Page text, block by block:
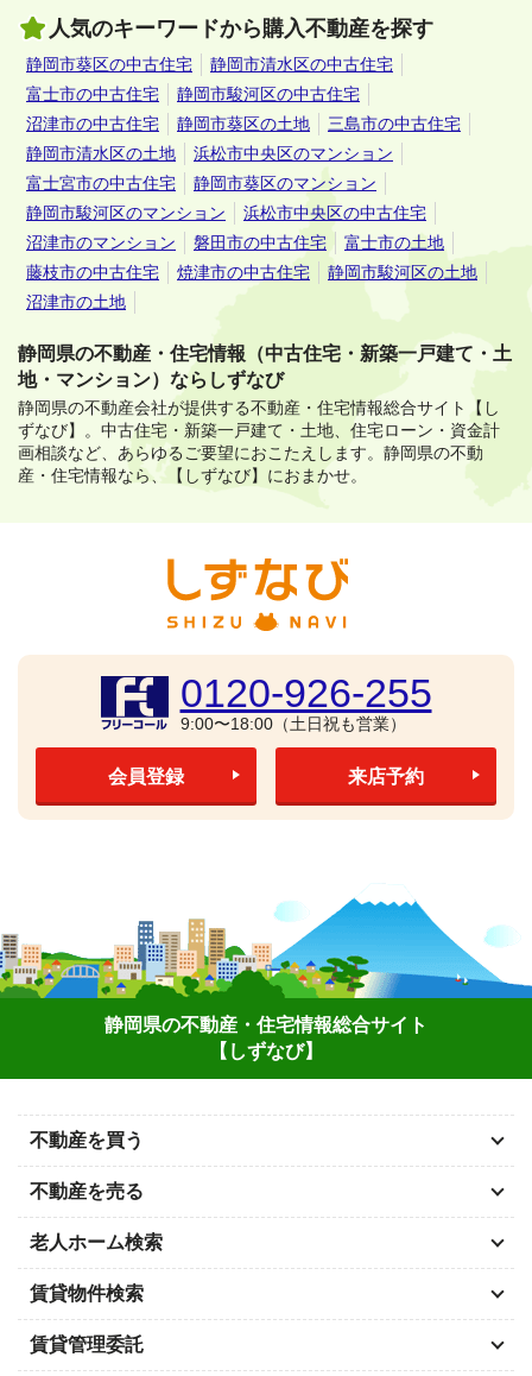
人気のキーワードから購入不動産を探す
静岡市葵区の中古住宅
静岡市清水区の中古住宅
富士市の中古住宅
静岡市駿河区の中古住宅
沼津市の中古住宅
静岡市葵区の土地
三島市の中古住宅
静岡市清水区の土地
浜松市中央区のマンション
富士宮市の中古住宅
静岡市葵区のマンション
静岡市駿河区のマンション
浜松市中央区の中古住宅
沼津市のマンション
磐田市の中古住宅
富士市の土地
藤枝市の中古住宅
焼津市の中古住宅
静岡市駿河区の土地
沼津市の土地
静岡県の不動産・住宅情報（中古住宅・新築一戸建て・土
地・マンション）ならしずなび
静岡県の不動産会社が提供する不動産・住宅情報総合サイト【し
ずなび】。 中古住宅・新築一戸建て・土地、住宅ローン・資金計
画相談など、あらゆるご要望におこたえします。 静岡県の不動
産・住宅情報なら、【しずなび】におまかせ。
0120-926-255
9:00〜18:00（土日祝も営業）
会員登録 来店予約
静岡県の不動産・住宅情報総合サイト
【しずなび】
不動産を買う
不動産を売る
老人ホーム検索
賃貸物件検索
賃貸管理委託